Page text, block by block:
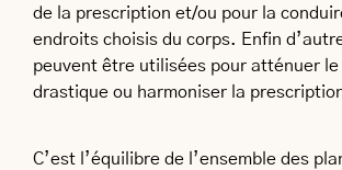
de la prescription et/ou pour la
endroits choisis du corps. Enfin
peuvent être utilisées pour atténuer
drastique ou harmoniser la
C’est l’équilibre de l’ensemble des